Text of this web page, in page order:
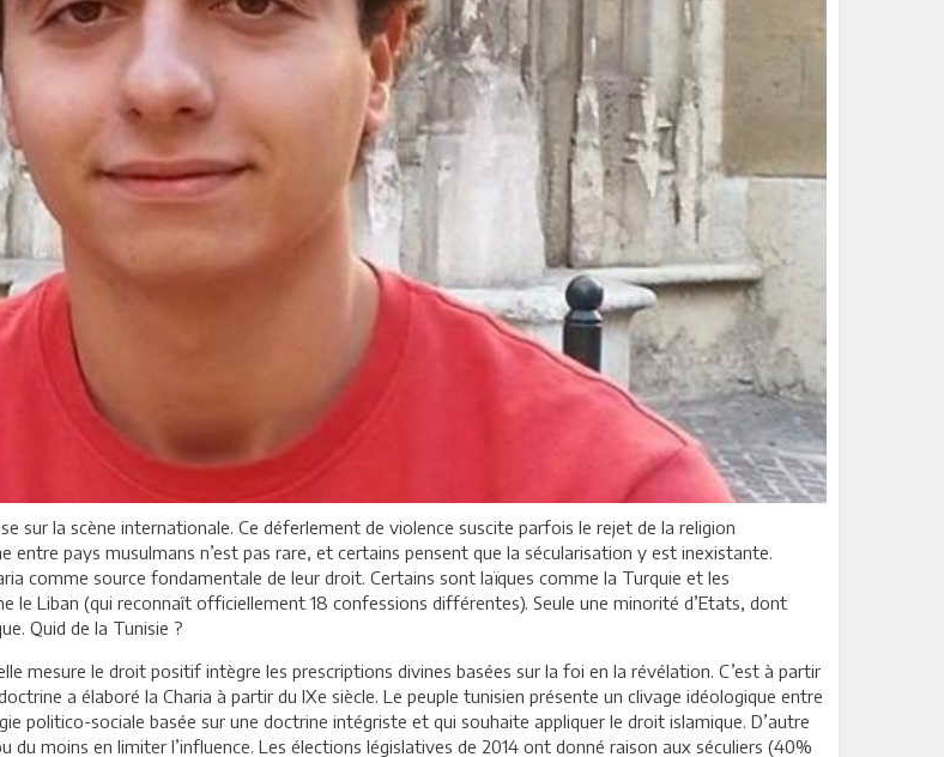
sur la scène internationale. Ce déferlement de violence suscite parfois le rejet de la religion
entre pays musulmans n’est pas rare, et certains pensent que la sécularisation y est inexistante.
comme source fondamentale de leur droit. Certains sont laïques comme la Turquie et les
le Liban (qui reconnaît officiellement 18 confessions différentes). Seule une minorité d’Etats, dont
Quid de la Tunisie ?
mesure le droit positif intègre les prescriptions divines basées sur la foi en la révélation. C’est à partir
a élaboré la Charia à partir du IXe siècle. Le peuple tunisien présente un clivage idéologique entre
politico-sociale basée sur une doctrine intégriste et qui souhaite appliquer le droit islamique. D’autre
moins en limiter l’influence. Les élections législatives de 2014 ont donné raison aux séculiers (40%